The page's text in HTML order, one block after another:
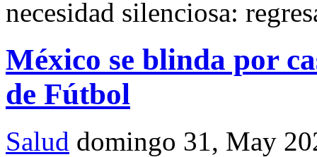
necesidad silenciosa:
México se blinda por
de Fútbol
Salud domingo 31, May